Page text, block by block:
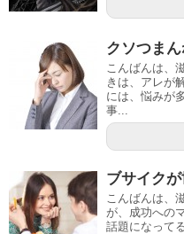
クソつまん
こんばんは、
きは、アレが
には、悩みが
事...
ブサイク
こんばんは、
が、成功への
話題になって